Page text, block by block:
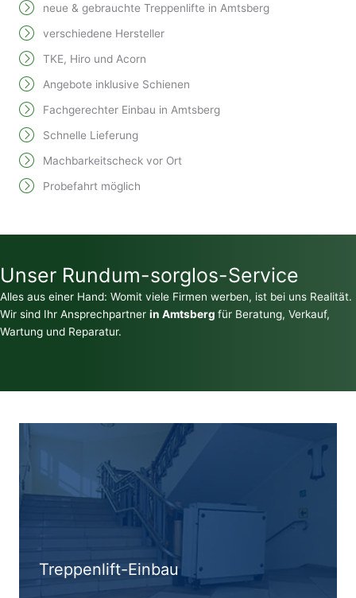
neue & gebrauchte Treppenlifte in Amtsberg
verschiedene Hersteller
TKE, Hiro und Acorn
Angebote inklusive Schienen
Fachgerechter Einbau in Amtsberg
Schnelle Lieferung
Machbarkeitscheck vor Ort
Probefahrt möglich
Unser Rundum-sorglos-Service
Alles aus einer Hand: Womit viele Firmen werben, ist bei uns Realität.
Wir sind Ihr Ansprechpartner in Amtsberg für Beratung, Verkauf,
Wartung und Reparatur.
Treppenlift-Einbau